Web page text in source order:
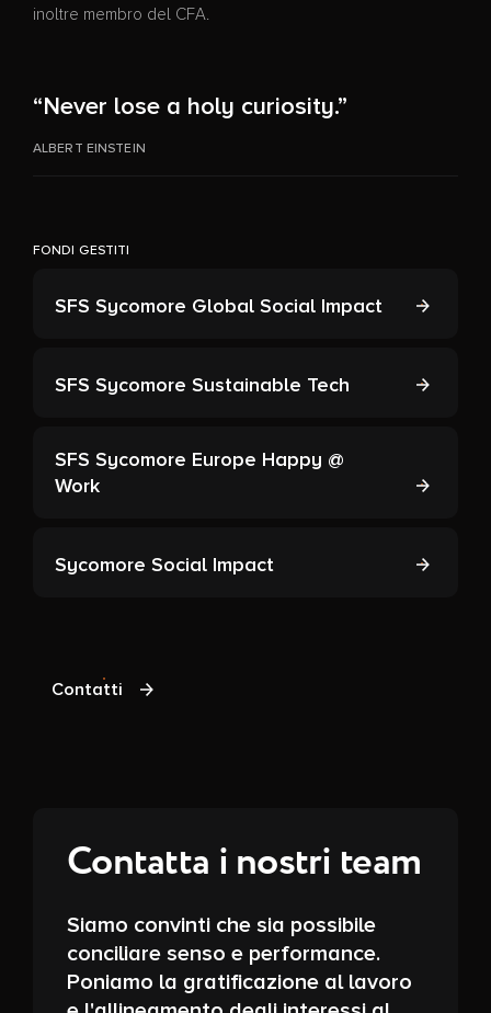
inoltre membro del CFA.
“Never lose a holy curiosity.”
ALBERT EINSTEIN
FONDI GESTITI
SFS Sycomore Global Social Impact
SFS Sycomore Sustainable Tech
SFS Sycomore Europe Happy @
Work
Sycomore Social Impact
Contatti
Contatta i nostri team
Siamo convinti che sia possibile
conciliare senso e performance.
Poniamo la gratificazione al lavoro